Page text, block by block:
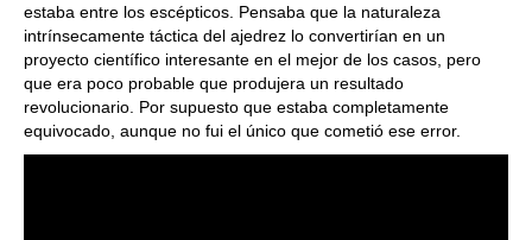
estaba entre los escépticos. Pensaba que la naturaleza
intrínsecamente táctica del ajedrez lo convertirían en un
proyecto científico interesante en el mejor de los casos, pero
que era poco probable que produjera un resultado
revolucionario. Por supuesto que estaba completamente
equivocado, aunque no fui el único que cometió ese error.